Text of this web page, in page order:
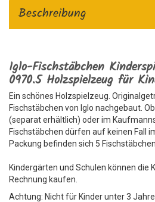
Beschreibung
Iglo-Fischstäbchen
0970.5 Holzspielzeug für
Ein schönes Holzspielzeug.
Fischstäbchen von Iglo nachgebaut.
(separat erhältlich) oder im
Fischstäbchen dürfen auf keinen Fall
Packung befinden sich 5 Fischstäbchen.
Kindergärten und Schulen können die
Rechnung kaufen.
Achtung: Nicht für Kinder unter 3